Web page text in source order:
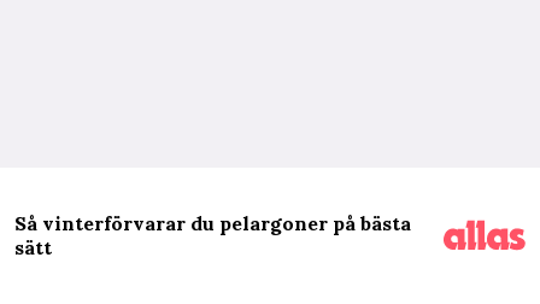
Så vinterförvarar du pelargoner på bästa
sätt